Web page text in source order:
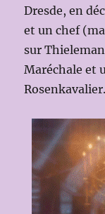
Dresde, en
et un chef
sur
Maréchale et